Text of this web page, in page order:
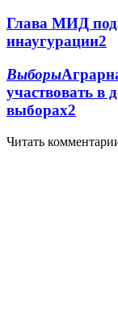
Глава МИД
инаугурации2
Выборы
участвовать в
выборах2
Читать